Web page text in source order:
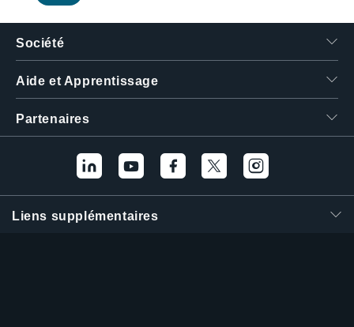
Société
Aide et Apprentissage
Partenaires
Liens supplémentaires